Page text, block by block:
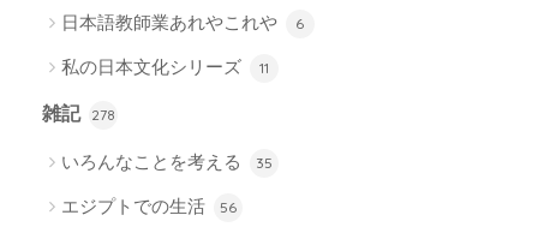
日本語教師業あれやこれや 6
私の日本文化シリーズ 11
雑記 278
いろんなことを考える 35
エジプトでの生活 56